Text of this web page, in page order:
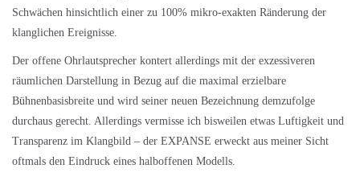
Schwächen hinsichtlich einer zu 100% mikro-exakten Ränderung der
klanglichen Ereignisse.
Der offene Ohrlautsprecher kontert allerdings mit der exzessiveren
räumlichen Darstellung in Bezug auf die maximal erzielbare
Bühnenbasisbreite und wird seiner neuen Bezeichnung demzufolge
durchaus gerecht. Allerdings vermisse ich bisweilen etwas Luftigkeit und
Transparenz im Klangbild – der EXPANSE erweckt aus meiner Sicht
oftmals den Eindruck eines halboffenen Modells.